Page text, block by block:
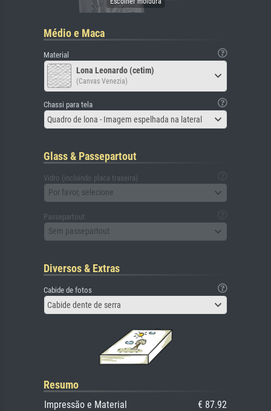
Médio e Maca
Material
Lona Leonardo (cetim)
(Canvas Venezia)
Chassi para tela
Quadro de lona - Imagem espelhada na lateral
Glass & Passepartout
Vidro (incluindo placa traseira)
Por favor, selecione
Passepartout
Sem passepartout
Diversos & Extras
Cabide de fotos
Cabide dente de serra
Resumo
Impressão e Material
€ 87.92